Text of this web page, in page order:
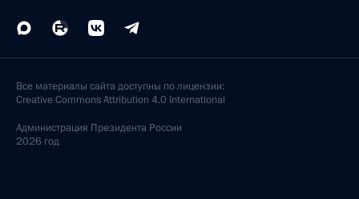
Все материалы сайта доступны по лицензии:
Creative Commons Attribution 4.0 International
Администрация Президента России
2026 год